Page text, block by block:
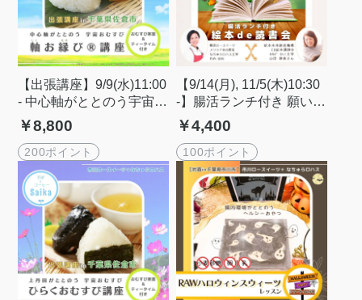
【出張講座】9/9(水)11:00
- 中心軸がととのう宇宙お
むすび講座🍙in 千葉県佐
倉市
￥8,800
200ポイント
【9/14(月), 11/5(木)10:30
-】腸活ランチ付き 願いが
叶う絵本de読書会
￥4,400
100ポイント